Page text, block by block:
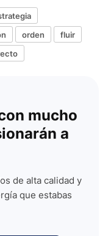
orden
fluir
mucho
a
de alta calidad y
que estabas